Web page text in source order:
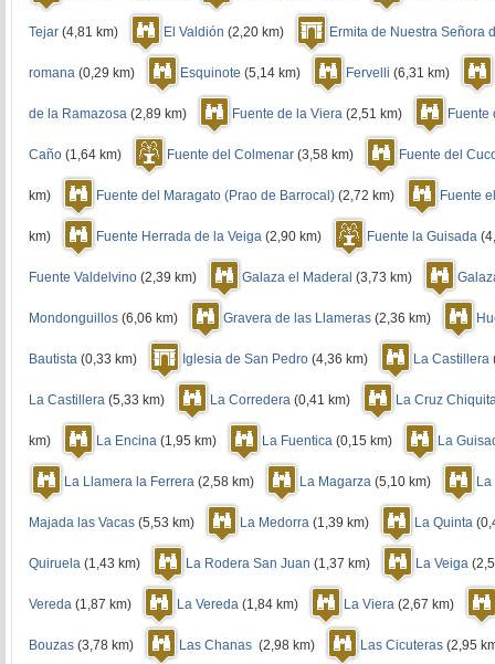
Tejar (4,81 km) El Valdión (2,20 km) Ermita de Nuestra Señora
romana (0,29 km) Esquinote (5,14 km) Fervelli (6,31 km)
de la Ramazosa (2,89 km) Fuente de la Viera (2,51 km) Fuente
Caño (1,64 km) Fuente del Colmenar (3,58 km) Fuente del
km) Fuente del Maragato (Prao de Barrocal) (2,72 km) Fuente
km) Fuente Herrada de la Veiga (2,90 km) Fuente la Guisada
Fuente Valdelvino (2,39 km) Galaza el Maderal (3,73 km)
Mondonguillos (6,06 km) Gravera de las Llameras (2,36 km)
Bautista (0,33 km) Iglesia de San Pedro (4,36 km) La Castillera
La Castillera (5,33 km) La Corredera (0,41 km) La Cruz
km) La Encina (1,95 km) La Fuentica (0,15 km) La
La Llamera la Ferrera (2,58 km) La Magarza (5,10 km) La
Majada las Vacas (5,53 km) La Medorra (1,39 km) La Quinta
Quiruela (1,43 km) La Rodera San Juan (1,37 km) La Veiga
Vereda (1,87 km) La Vereda (1,84 km) La Viera (2,67 km)
Bouzas (3,78 km) Las Chanas (2,98 km) Las Cicuteras (2,95